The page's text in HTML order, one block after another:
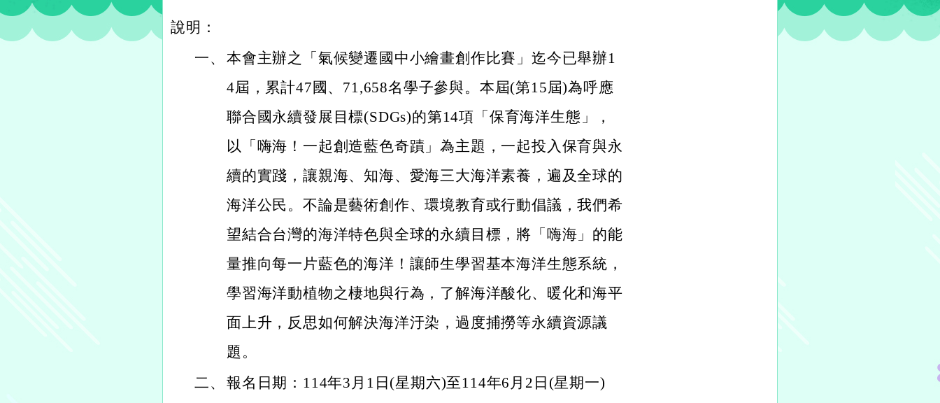
說明：
一、 本會主辦之「氣候變遷國中小繪畫創作比賽」迄今已舉辦1
4屆，累計47國、71,658名學子參與。本屆(第15屆)為呼應
聯合國永續發展目標(SDGs)的第14項「保育海洋生態」，
以「嗨海！一起創造藍色奇蹟」為主題，一起投入保育與永
續的實踐，讓親海、知海、愛海三大海洋素養，遍及全球的
海洋公民。不論是藝術創作、環境教育或行動倡議，我們希
望結合台灣的海洋特色與全球的永續目標，將「嗨海」的能
量推向每一片藍色的海洋！讓師生學習基本海洋生態系統，
學習海洋動植物之棲地與行為，了解海洋酸化、暖化和海平
面上升，反思如何解決海洋汙染，過度捕撈等永續資源議
題。
二、 報名日期：114年3月1日(星期六)至114年6月2日(星期一)